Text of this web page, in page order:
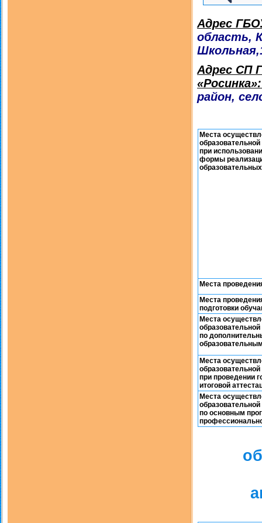
Адрес
область,
Адрес СП
район,
Места
при
формы
Места
Места
подготовки
Места
по
Места
при проведении
итоговой
Места
по основным